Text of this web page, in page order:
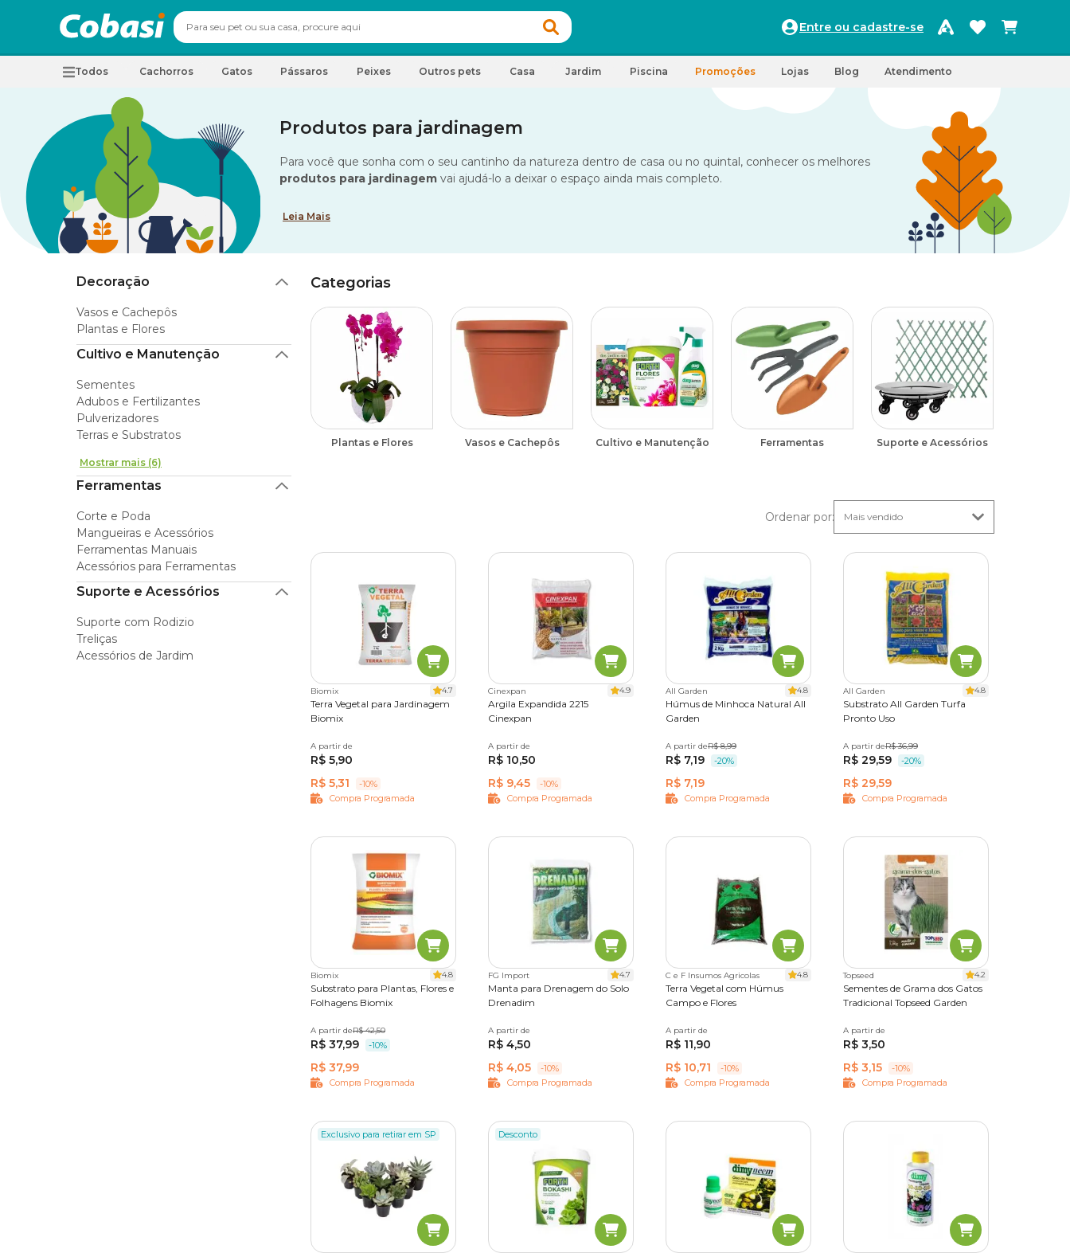
Entre ou cadastre-se
Todos Cachorros Gatos Pássaros Peixes Outros pets Casa Jardim Piscina Promoções Lojas Blog Atendimento
Produtos para jardinagem
Para você que sonha com o seu cantinho da natureza dentro de casa ou no quintal, conhecer os melhores
produtos para jardinagem vai ajudá-lo a deixar o espaço ainda mais completo.
Leia Mais
Decoração
Vasos e Cachepôs
Plantas e Flores
Cultivo e Manutenção
Sementes
Adubos e Fertilizantes
Pulverizadores
Terras e Substratos
Mostrar mais (6)
Ferramentas
Corte e Poda
Mangueiras e Acessórios
Ferramentas Manuais
Acessórios para Ferramentas
Suporte e Acessórios
Suporte com Rodizio
Treliças
Acessórios de Jardim
Categorias
Plantas e Flores Vasos e Cachepôs Cultivo e Manutenção Ferramentas Suporte e Acessórios
Ordenar por:
Biomix 4.7
Terra Vegetal para Jardinagem
Biomix
2 kg 10 kg
A partir de
R$ 5,90
R$ 5,31
-10%
Compra Programada
Cinexpan 4.9
Argila Expandida 2215
Cinexpan
2 kg 25 L
A partir de
R$ 10,50
R$ 9,45
-10%
Compra Programada
All Garden 4.8
Húmus de Minhoca Natural All
Garden
2 kg
A partir deR$ 8,99
R$ 7,19 -20%
R$ 7,19
Compra Programada
All Garden 4.8
Substrato All Garden Turfa
Pronto Uso
5 kg 10 kg
A partir deR$ 36,99
R$ 29,59 -20%
R$ 29,59
Compra Programada
Biomix 4.8
Substrato para Plantas, Flores e
Folhagens Biomix
2 kg 5 kg 20 kg
A partir deR$ 42,50
R$ 37,99 -10%
R$ 37,99
Compra Programada
FG Import 4.7
Manta para Drenagem do Solo
Drenadim
30 cm x 30 cm
52 cm x 52 cm
A partir de
R$ 4,50
R$ 4,05
-10%
Compra Programada
C e F Insumos Agricolas 4.8
Terra Vegetal com Húmus
Campo e Flores
5 kg 10 kg
A partir de
R$ 11,90
R$ 10,71
-10%
Compra Programada
Topseed 4.2
Sementes de Grama dos Gatos
Tradicional Topseed Garden
Único
A partir de
R$ 3,50
R$ 3,15
-10%
Compra Programada
Exclusivo para retirar em SP Desconto